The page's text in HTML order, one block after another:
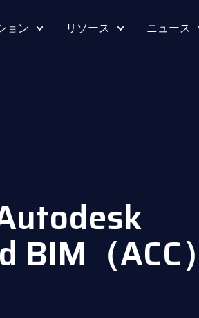
ョン リソース ニュース
（ACC）